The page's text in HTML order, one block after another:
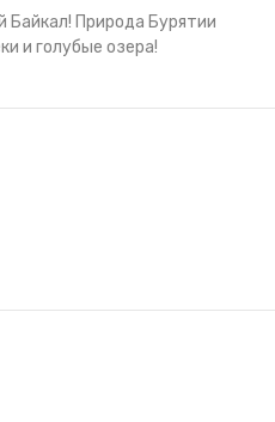
Природа Бурятии
и голубые озера!